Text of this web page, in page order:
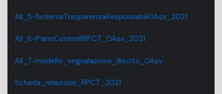
All_5-SchemaTrasparenzaResponsabiliOAsv_2021
All_6-PianoControlliRPCT_OAsv_2021
All_7-modello_segnalazione_illecito_OAsv
Scheda_relazione_RPCT_2021